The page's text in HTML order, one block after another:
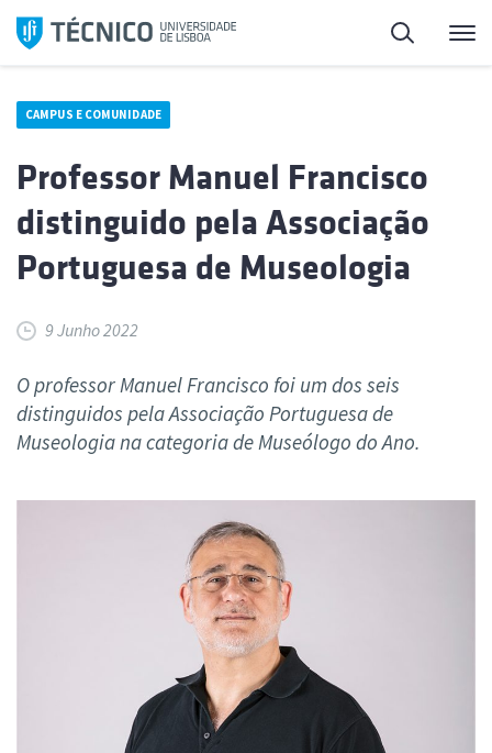
Saltar
para
Pesquisa
CAMPUS E COMUNIDADE
Professor Manuel Francisco
distinguido pela Associação
Portuguesa de Museologia
9 Junho 2022
O professor Manuel Francisco foi um dos seis
distinguidos pela Associação Portuguesa de
Museologia na categoria de Museólogo do Ano.